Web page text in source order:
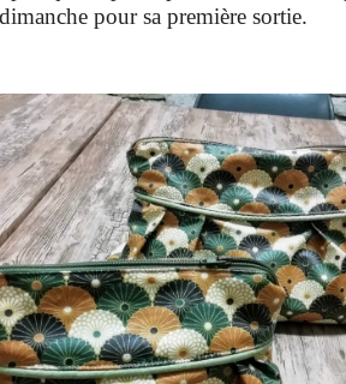
pour sa première sortie.